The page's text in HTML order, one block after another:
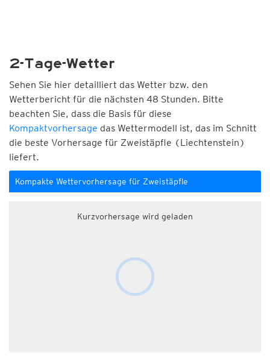
2-Tage-Wetter
Sehen Sie hier detailliert das Wetter bzw. den
Wetterbericht für die nächsten 48 Stunden. Bitte
beachten Sie, dass die Basis für diese
Kompaktvorhersage das Wettermodell ist, das im Schnitt
die beste Vorhersage für Zweistäpfle (Liechtenstein)
liefert.
Kompakte Wettervorhersage für Zweistäpfle
Kurzvorhersage wird geladen